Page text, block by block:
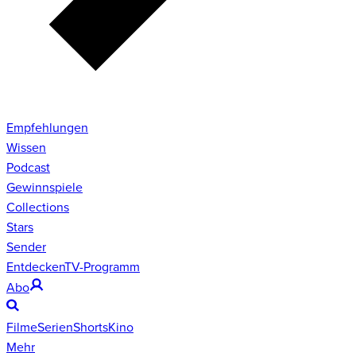
Empfehlungen
Wissen
Podcast
Gewinnspiele
Collections
Stars
Sender
EntdeckenTV-Programm
Abo
FilmeSerienShortsKino
Mehr